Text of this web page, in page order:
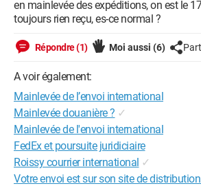
en mainlevée des expéditions, on est le
toujours rien reçu, es-ce normal ?
Répondre (1) Moi aussi (6)
A voir également:
Mainlevée de l’envoi international
Mainlevée douanière ? ✓
Mainlevée de l'envoi international
FedEx et poursuite juridiciaire
Roissy courrier international ✓
Votre envoi est sur son site de